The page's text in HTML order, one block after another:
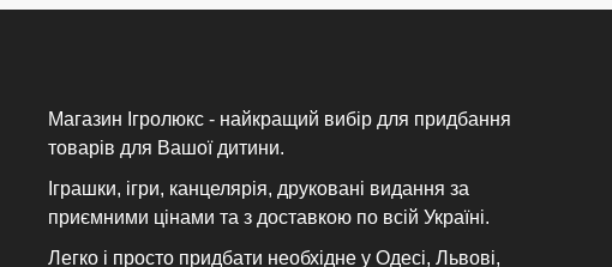
Магазин Ігролюкс - найкращий вибір для придбання
товарів для Вашої дитини.
Іграшки, ігри, канцелярія, друковані видання за
приємними цінами та з доставкою по всій Україні.
Легко і просто придбати необхідне у Одесі, Львові,